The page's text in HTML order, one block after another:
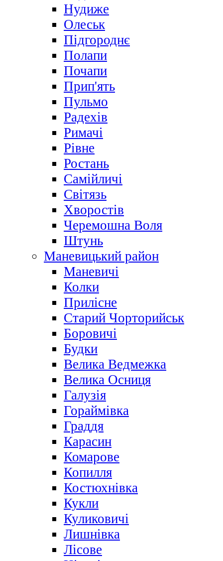
Нудиже
Олеськ
Підгороднє
Полапи
Почапи
Прип'ять
Пульмо
Радехів
Римачі
Рівне
Ростань
Самійличі
Світязь
Хворостів
Черемошна Воля
Штунь
Маневицький район
Маневичі
Колки
Прилісне
Старий Чорторийськ
Боровичі
Будки
Велика Ведмежка
Велика Осниця
Галузія
Гораймівка
Граддя
Карасин
Комарове
Копилля
Костюхнівка
Кукли
Куликовичі
Лишнівка
Лісове